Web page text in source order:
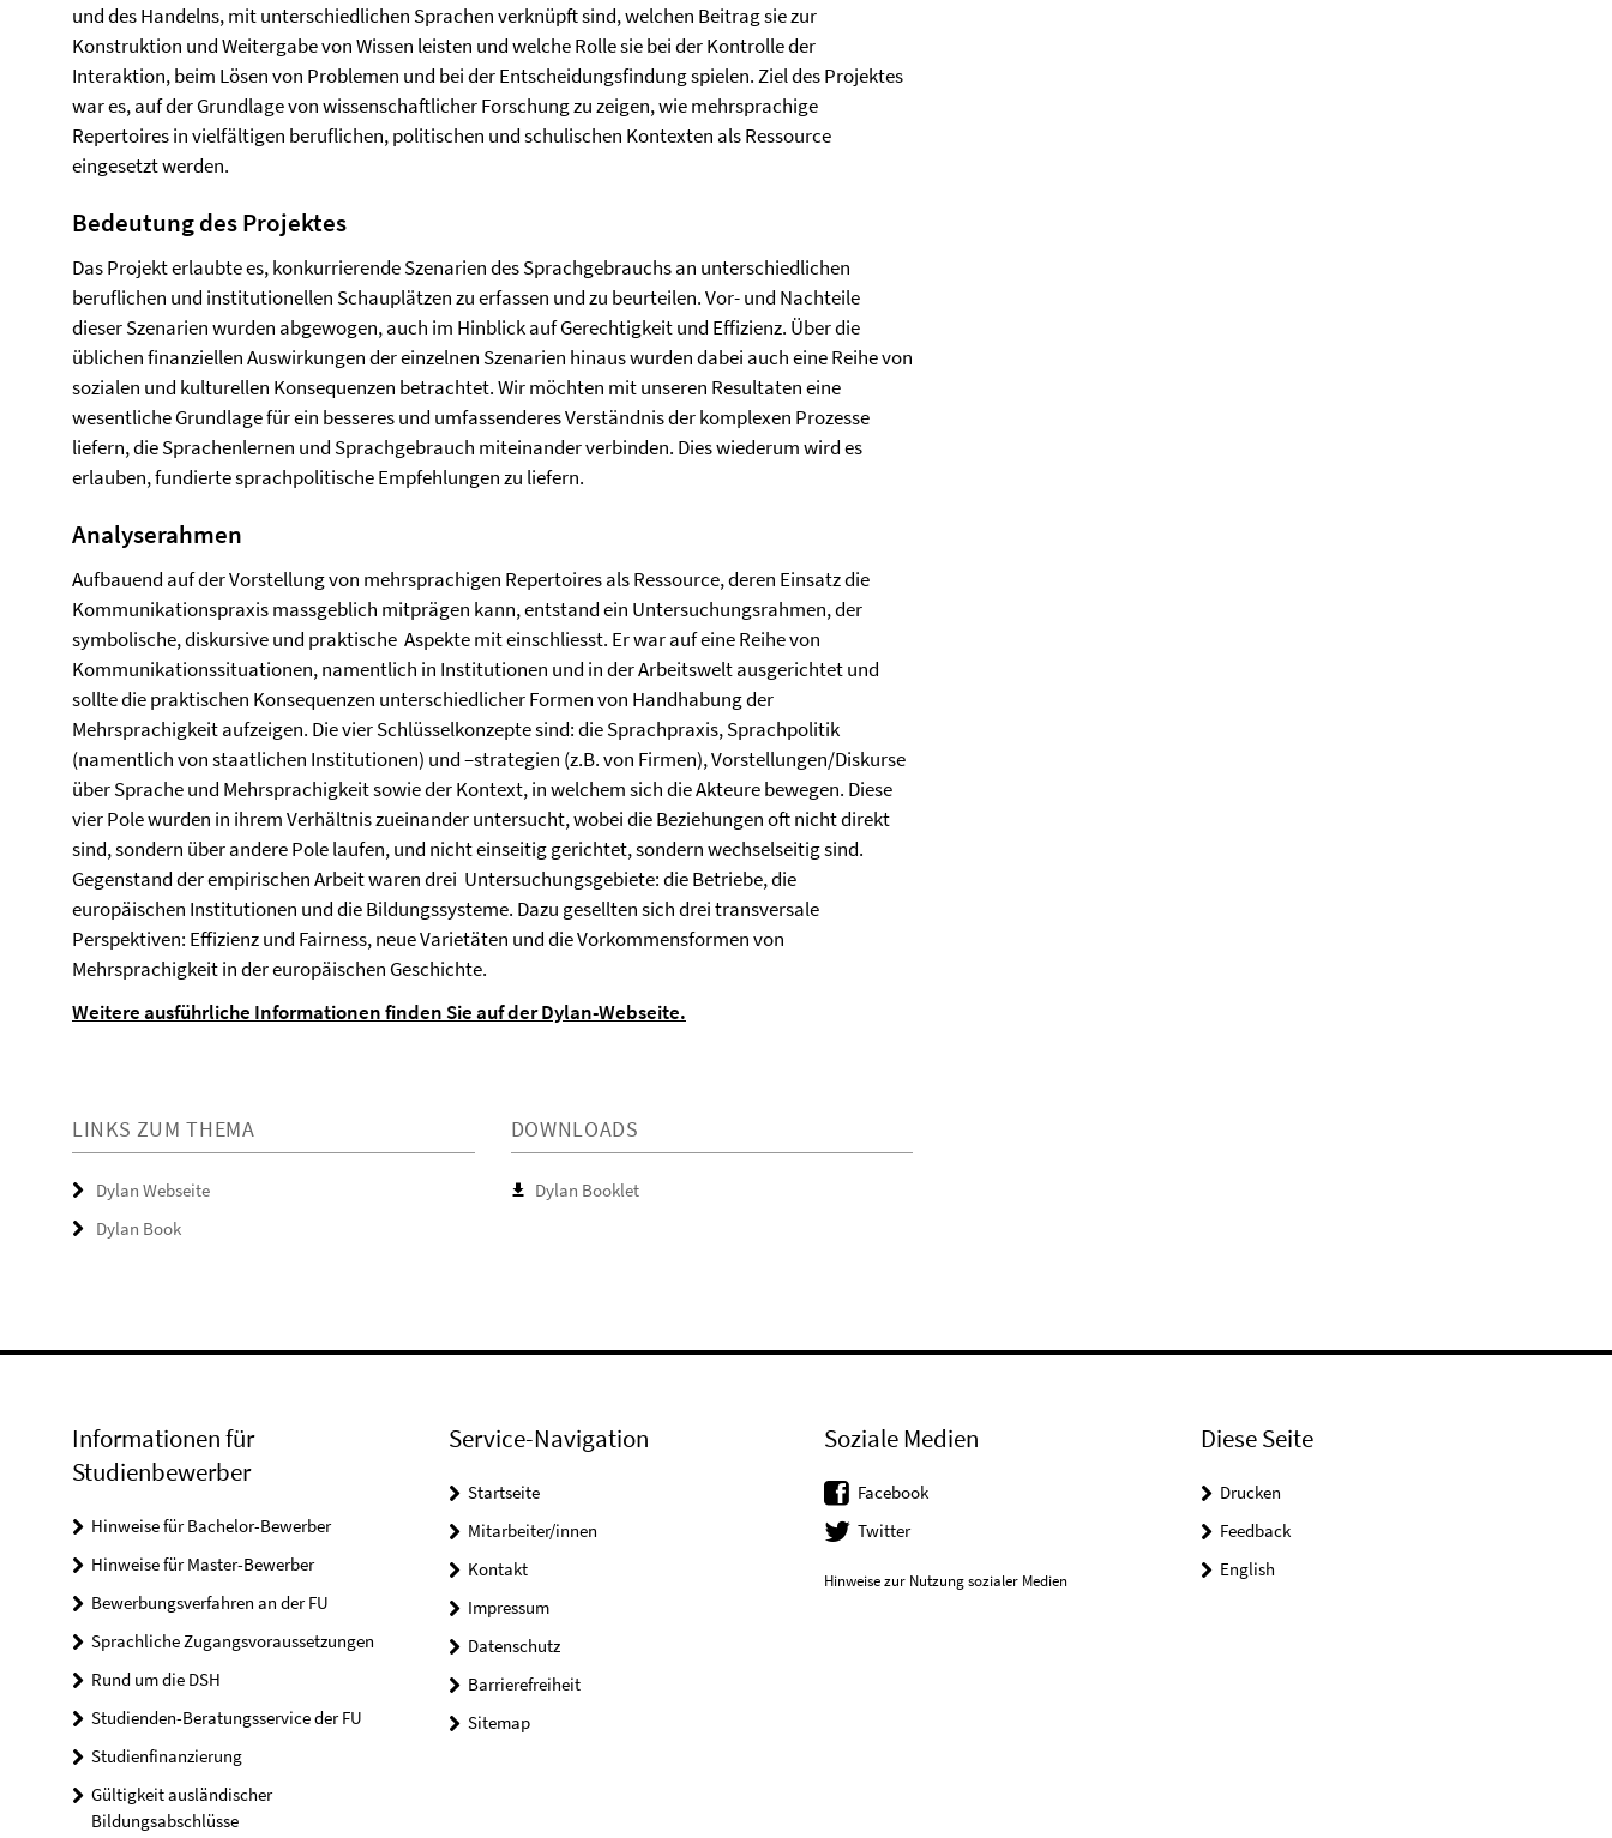
und des Handelns, mit unterschiedlichen Sprachen verknüpft sind, welchen Beitrag sie zur
Konstruktion und Weitergabe von Wissen leisten und welche Rolle sie bei der Kontrolle der
Interaktion, beim Lösen von Problemen und bei der Entscheidungsfindung spielen. Ziel des Projektes
war es, auf der Grundlage von wissenschaftlicher Forschung zu zeigen, wie mehrsprachige
Repertoires in vielfältigen beruflichen, politischen und schulischen Kontexten als Ressource
eingesetzt werden.
Bedeutung des Projektes
Das Projekt erlaubte es, konkurrierende Szenarien des Sprachgebrauchs an unterschiedlichen
beruflichen und institutionellen Schauplätzen zu erfassen und zu beurteilen. Vor- und Nachteile
dieser Szenarien wurden abgewogen, auch im Hinblick auf Gerechtigkeit und Effizienz. Über die
üblichen finanziellen Auswirkungen der einzelnen Szenarien hinaus wurden dabei auch eine Reihe von
sozialen und kulturellen Konsequenzen betrachtet. Wir möchten mit unseren Resultaten eine
wesentliche Grundlage für ein besseres und umfassenderes Verständnis der komplexen Prozesse
liefern, die Sprachenlernen und Sprachgebrauch miteinander verbinden. Dies wiederum wird es
erlauben, fundierte sprachpolitische Empfehlungen zu liefern.
Analyserahmen
Aufbauend auf der Vorstellung von mehrsprachigen Repertoires als Ressource, deren Einsatz die
Kommunikationspraxis massgeblich mitprägen kann, entstand ein Untersuchungsrahmen, der
symbolische, diskursive und praktische Aspekte mit einschliesst. Er war auf eine Reihe von
Kommunikationssituationen, namentlich in Institutionen und in der Arbeitswelt ausgerichtet und
sollte die praktischen Konsequenzen unterschiedlicher Formen von Handhabung der
Mehrsprachigkeit aufzeigen. Die vier Schlüsselkonzepte sind: die Sprachpraxis, Sprachpolitik
(namentlich von staatlichen Institutionen) und –strategien (z.B. von Firmen), Vorstellungen/Diskurse
über Sprache und Mehrsprachigkeit sowie der Kontext, in welchem sich die Akteure bewegen. Diese
vier Pole wurden in ihrem Verhältnis zueinander untersucht, wobei die Beziehungen oft nicht direkt
sind, sondern über andere Pole laufen, und nicht einseitig gerichtet, sondern wechselseitig sind.
Gegenstand der empirischen Arbeit waren drei Untersuchungsgebiete: die Betriebe, die
europäischen Institutionen und die Bildungssysteme. Dazu gesellten sich drei transversale
Perspektiven: Effizienz und Fairness, neue Varietäten und die Vor­kommensformen von
Mehrsprachigkeit in der europäischen Geschichte.
Weitere ausführliche Informationen finden Sie auf der Dylan-Webseite.
LINKS ZUM THEMA
Dylan Webseite
Dylan Book
DOWNLOADS
Dylan Booklet
Informationen für
Studienbewerber
Hinweise für Bachelor-Bewerber
Hinweise für Master-Bewerber
Bewerbungsverfahren an der FU
Sprachliche Zugangsvoraussetzungen
Rund um die DSH
Studienden-Beratungsservice der FU
Studienfinanzierung
Gültigkeit ausländischer
Bildungsabschlüsse
Service-Navigation
Startseite
Mitarbeiter/innen
Kontakt
Impressum
Datenschutz
Barrierefreiheit
Sitemap
Soziale Medien
Facebook
Twitter
Hinweise zur Nutzung sozialer Medien
Diese Seite
Drucken
Feedback
English